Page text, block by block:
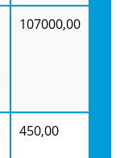
107000,00
450,00